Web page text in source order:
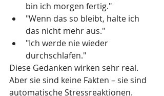
bin ich morgen fertig."
"Wenn das so bleibt, halte ich
das nicht mehr aus."
"Ich werde nie wieder
durchschlafen."
Diese Gedanken wirken sehr real.
Aber sie sind keine Fakten – sie sind
automatische Stressreaktionen.